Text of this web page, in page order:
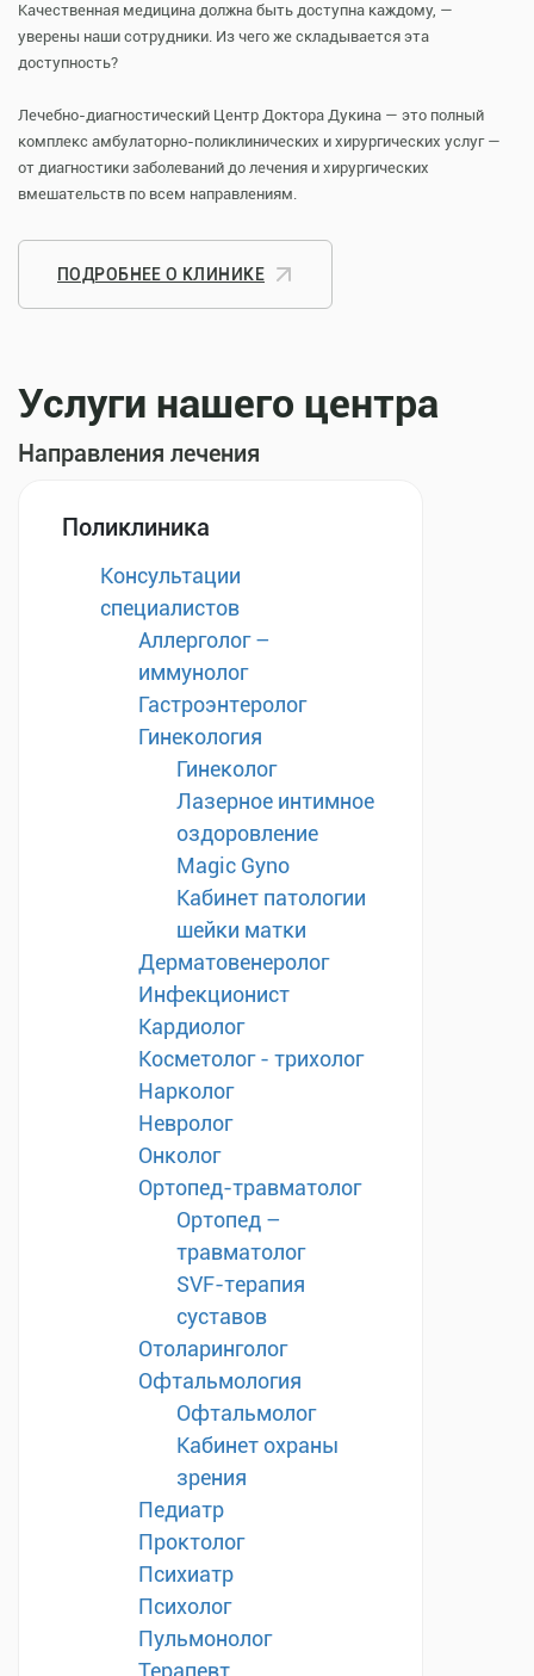
Качественная медицина должна быть доступна каждому, —
уверены наши сотрудники. Из чего же складывается эта
доступность?
Лечебно-диагностический Центр Доктора Дукина — это полный
комплекс амбулаторно-поликлинических и хирургических услуг —
от диагностики заболеваний до лечения и хирургических
вмешательств по всем направлениям.
ПОДРОБНЕЕ О КЛИНИКЕ
Услуги нашего центра
Направления лечения
Поликлиника
Консультации
специалистов
Аллерголог –
иммунолог
Гастроэнтеролог
Гинекология
Гинеколог
Лазерное интимное
оздоровление
Magic Gyno
Кабинет патологии
шейки матки
Дерматовенеролог
Инфекционист
Кардиолог
Косметолог - трихолог
Нарколог
Невролог
Онколог
Ортопед-травматолог
Ортопед –
травматолог
SVF-терапия
суставов
Отоларинголог
Офтальмология
Офтальмолог
Кабинет охраны
зрения
Педиатр
Проктолог
Психиатр
Психолог
Пульмонолог
Терапевт